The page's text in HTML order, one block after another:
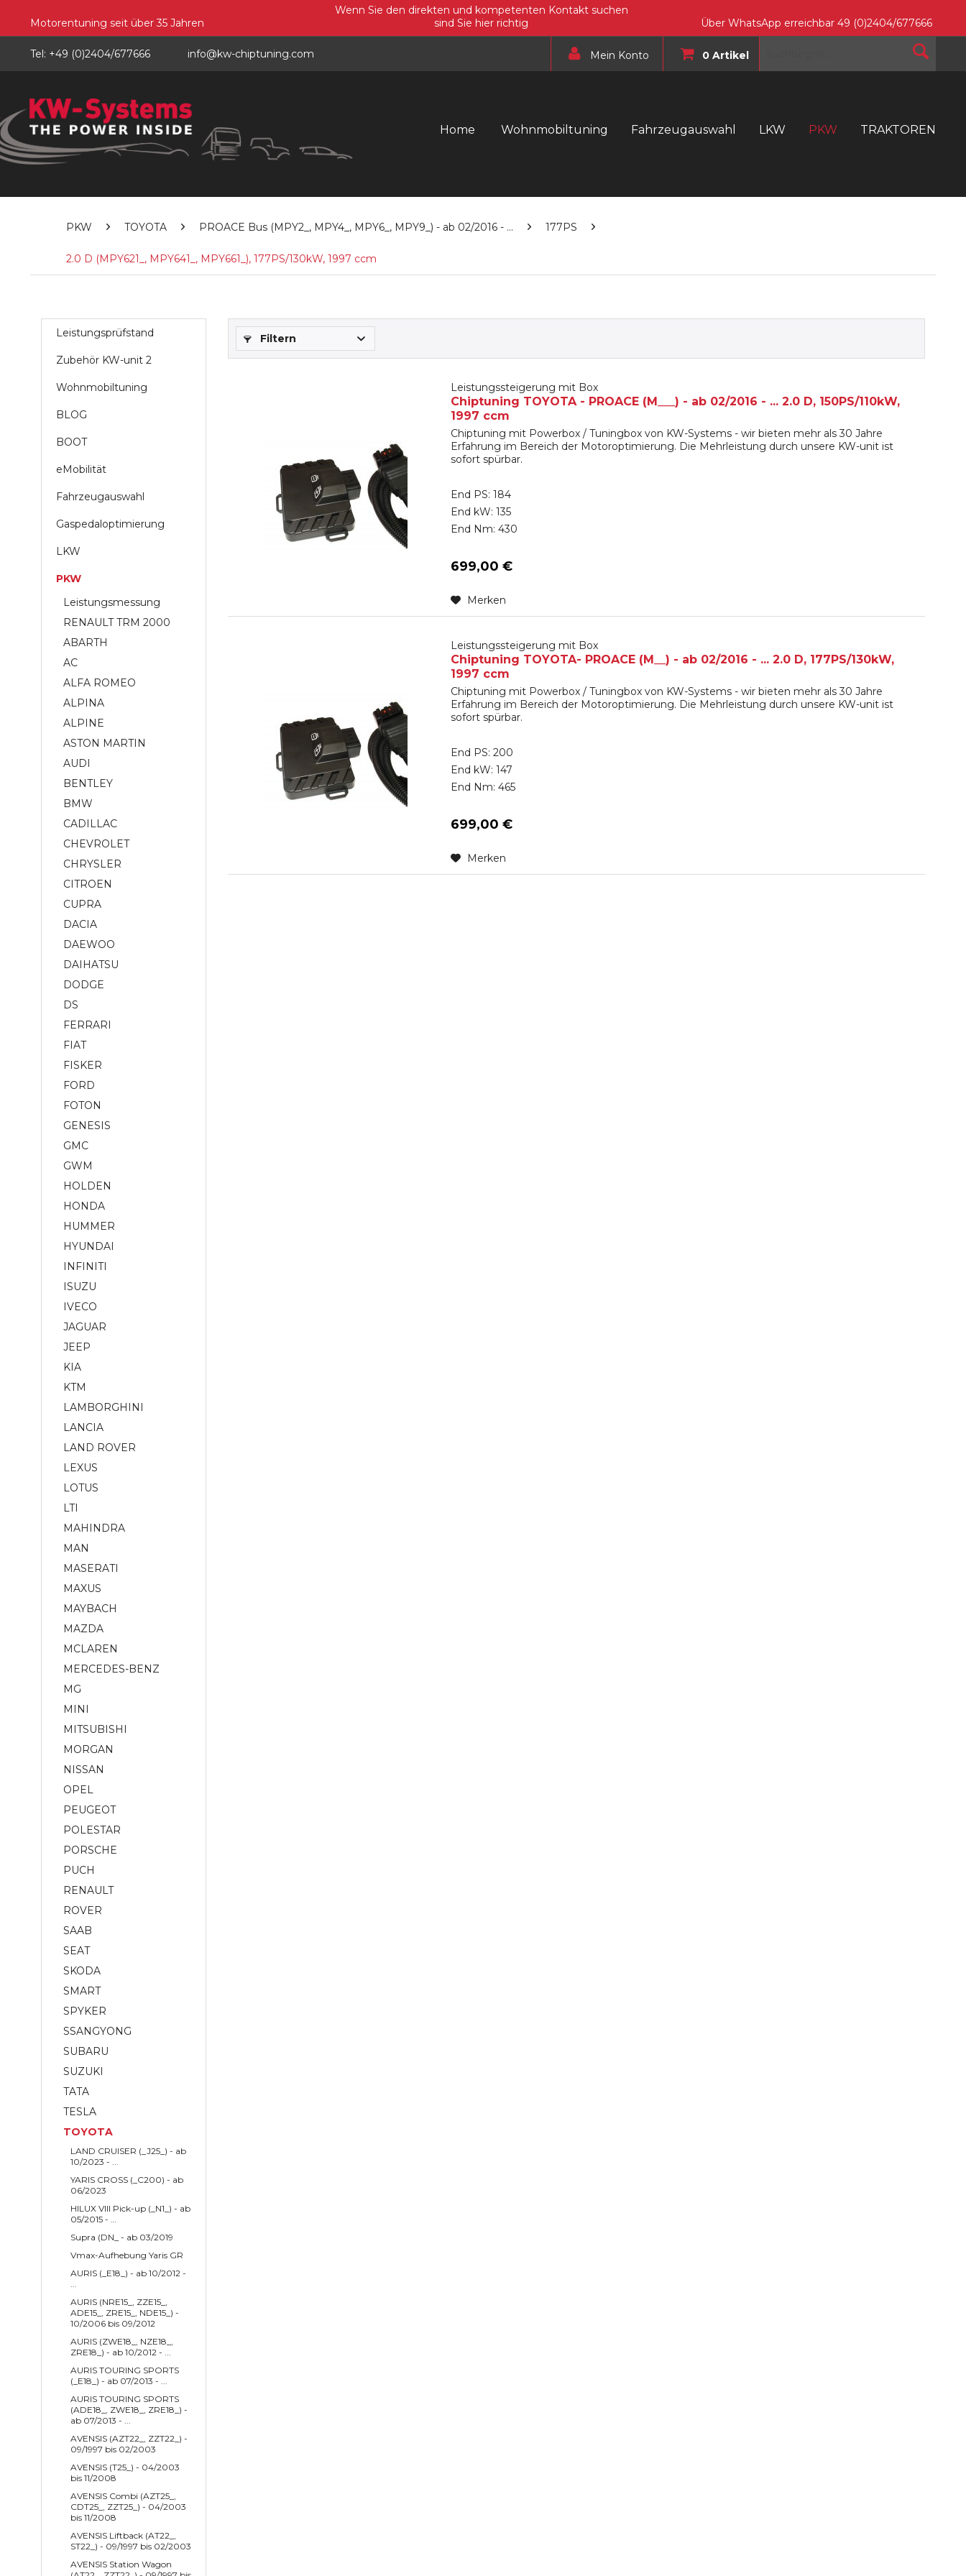
Motorentuning seit über 35 Jahren
Wenn Sie den direkten und kompetenten Kontakt suchen
sind Sie hier richtig
Über WhatsApp erreichbar 49 (0)2404/677666
Tel: +49 (0)2404/677666 info@kw-chiptuning.com Mein Konto 0 Artikel
Home Wohnmobiltuning Fahrzeugauswahl LKW PKW TRAKTOREN
PKW TOYOTA PROACE Bus (MPY2_, MPY4_, MPY6_, MPY9_) - ab 02/2016 - ... 177PS
2.0 D (MPY621_, MPY641_, MPY661_), 177PS/130kW, 1997 ccm
Leistungsprüfstand
Zubehör KW-unit 2
Wohnmobiltuning
BLOG
BOOT
eMobilität
Fahrzeugauswahl
Gaspedaloptimierung
LKW
PKW
Leistungsmessung
RENAULT TRM 2000
ABARTH
AC
ALFA ROMEO
ALPINA
ALPINE
ASTON MARTIN
AUDI
BENTLEY
BMW
CADILLAC
CHEVROLET
CHRYSLER
CITROEN
CUPRA
DACIA
DAEWOO
DAIHATSU
DODGE
DS
FERRARI
FIAT
FISKER
FORD
FOTON
GENESIS
GMC
GWM
HOLDEN
HONDA
HUMMER
HYUNDAI
INFINITI
ISUZU
IVECO
JAGUAR
JEEP
KIA
KTM
LAMBORGHINI
LANCIA
LAND ROVER
LEXUS
LOTUS
LTI
MAHINDRA
MAN
MASERATI
MAXUS
MAYBACH
MAZDA
MCLAREN
MERCEDES-BENZ
MG
MINI
MITSUBISHI
MORGAN
NISSAN
OPEL
PEUGEOT
POLESTAR
PORSCHE
PUCH
RENAULT
ROVER
SAAB
SEAT
SKODA
SMART
SPYKER
SSANGYONG
SUBARU
SUZUKI
TATA
TESLA
TOYOTA
LAND CRUISER (_J25_) - ab
10/2023 - ...
YARIS CROSS (_C200) - ab
06/2023
HILUX VIII Pick-up (_N1_) - ab
05/2015 - …
Supra (DN_ - ab 03/2019
Vmax-Aufhebung Yaris GR
AURIS (_E18_) - ab 10/2012 -
...
AURIS (NRE15_, ZZE15_,
ADE15_, ZRE15_, NDE15_) -
10/2006 bis 09/2012
AURIS (ZWE18_, NZE18_,
ZRE18_) - ab 10/2012 - ...
AURIS TOURING SPORTS
(_E18_) - ab 07/2013 - ...
AURIS TOURING SPORTS
(ADE18_, ZWE18_, ZRE18_) -
ab 07/2013 - ...
AVENSIS (AZT22_, ZZT22_) -
09/1997 bis 02/2003
AVENSIS (T25_) - 04/2003
bis 11/2008
AVENSIS Combi (AZT25_,
CDT25_, ZZT25_) - 04/2003
bis 11/2008
AVENSIS Liftback (AT22_,
ST22_) - 09/1997 bis 02/2003
AVENSIS Station Wagon
Filtern
Leistungssteigerung mit Box
Chiptuning TOYOTA - PROACE (M___) - ab 02/2016 - ... 2.0 D, 150PS/110kW,
1997 ccm
Chiptuning mit Powerbox / Tuningbox von KW-Systems - wir bieten mehr als 30 Jahre
Erfahrung im Bereich der Motoroptimierung. Die Mehrleistung durch unsere KW-unit ist
sofort spürbar.
End PS: 184
End kW: 135
End Nm: 430
699,00 €
Merken
Leistungssteigerung mit Box
Chiptuning TOYOTA- PROACE (M__) - ab 02/2016 - ... 2.0 D, 177PS/130kW,
1997 ccm
Chiptuning mit Powerbox / Tuningbox von KW-Systems - wir bieten mehr als 30 Jahre
Erfahrung im Bereich der Motoroptimierung. Die Mehrleistung durch unsere KW-unit ist
sofort spürbar.
End PS: 200
End kW: 147
End Nm: 465
699,00 €
Merken